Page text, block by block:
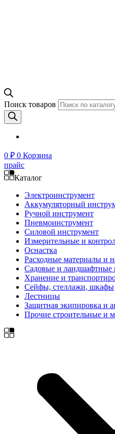
Поиск товаров
0 ₽ 0 Корзина
прайс
Каталог
Электроинструмент
Аккумуляторный
Ручной инструмент
Пневмоинструмент
Силовой инструмент
Измерительные и
Оснастка
Расходные материалы и
Садовые и ландшафтные
Хранение и
Сейфы, стеллажи, шкафы
Лестницы
Защитная экипировка и
Прочие строительные и